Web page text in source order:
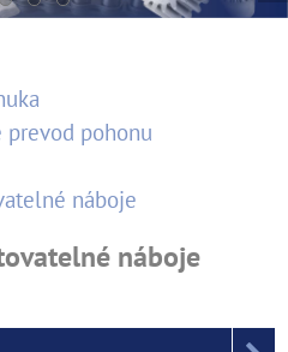
prevod pohonu
náboje
náboje